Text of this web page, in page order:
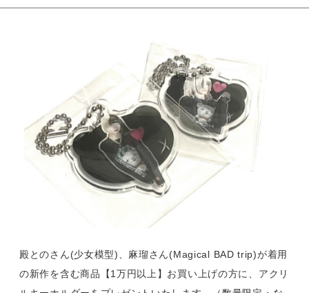
殿とのさん(少女模型)、麻瑠さん(Magical BAD trip)が着用
の新作を含む商品【1万円以上】お買い上げの方に、アクリ